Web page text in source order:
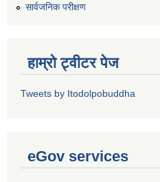
सार्वजनिक परीक्षण
हाम्रो ट्वीटर पेज
Tweets by Itodolpobuddha
eGov services